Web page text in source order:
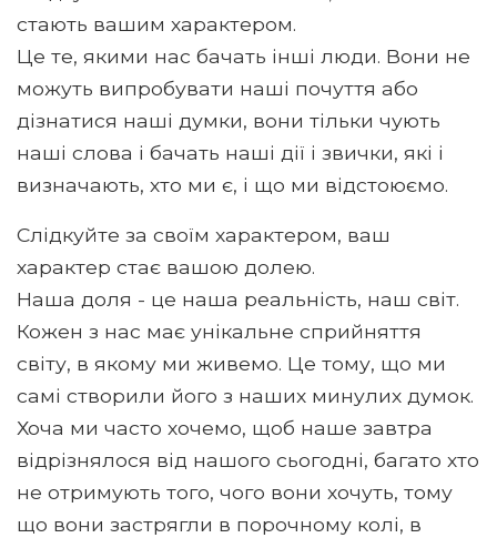
стають вашим характером.
Це те, якими нас бачать інші люди. Вони не
можуть випробувати наші почуття або
дізнатися наші думки, вони тільки чують
наші слова і бачать наші дії і звички, які і
визначають, хто ми є, і що ми відстоюємо.
Слідкуйте за своїм характером, ваш
характер стає вашою долею.
Наша доля - це наша реальність, наш світ.
Кожен з нас має унікальне сприйняття
світу, в якому ми живемо. Це тому, що ми
самі створили його з наших минулих думок.
Хоча ми часто хочемо, щоб наше завтра
відрізнялося від нашого сьогодні, багато хто
не отримують того, чого вони хочуть, тому
що вони застрягли в порочному колі, в